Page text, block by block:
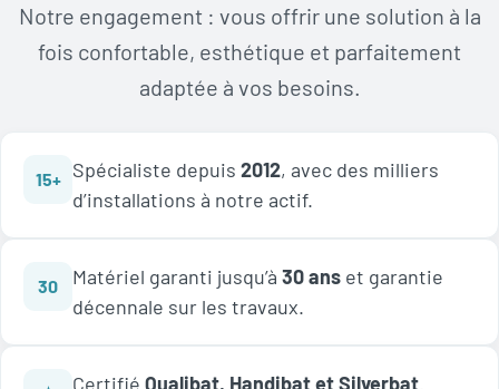
Notre engagement : vous offrir une solution à la
fois confortable, esthétique et parfaitement
adaptée à vos besoins.
15+ Spécialiste depuis 2012, avec des milliers
d’installations à notre actif.
30 Matériel garanti jusqu’à 30 ans et garantie
décennale sur les travaux.
Certifié Qualibat, Handibat et Silverbat.